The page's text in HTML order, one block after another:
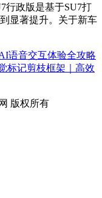
行政版是基于SU7打
显著提升。关于新车
语音交互体验全攻略
标记剪枝框架｜高效
版权所有